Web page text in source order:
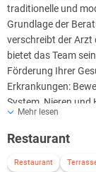
traditionelle und
Grundlage der
verschreibt der Arzt
bietet das Team
Förderung Ihrer
Erkrankungen:
System, Nieren und
Einige
Krankenschwester
Zustand des
Mehr lesen
Restaurant
Restaurant